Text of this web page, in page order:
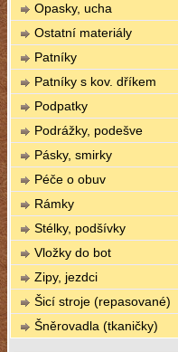
Opasky, ucha
Ostatní materiály
Patníky
Patníky s kov. dříkem
Podpatky
Podrážky, podešve
Pásky, smirky
Péče o obuv
Rámky
Stélky, podšívky
Vložky do bot
Zipy, jezdci
Šicí stroje (repasované)
Šněrovadla (tkaničky)